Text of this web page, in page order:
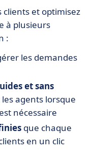
clients et optimisez
à plusieurs
:
les demandes
et sans
agents lorsque
nécessaire
que chaque
en un clic